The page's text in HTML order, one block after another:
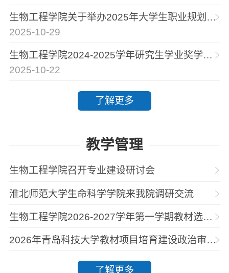
生物工程学院关于举办2025年大学生职业规划大赛的通知
2025-10-29
生物工程学院2024-2025学年研究生学业奖学金初选结果公示
2025-10-22
了解更多
教学管理
生物工程学院召开专业建设研讨会
淮北师范大学生命科学学院来我院调研交流
生物工程学院2026-2027学年第一学期教材选用征订
2026年青岛科技大学教材项目培育建设政治审查表公示
了解更多